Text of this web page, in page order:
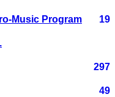
Music Program 19
297
49